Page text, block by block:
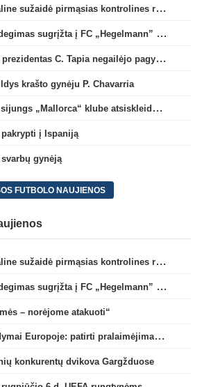
Vaikinų U15 rinktinė Taline sužaidė pirmąsias kontrolines rungtynes
Kristupas–Algirdas Padegimas sugrįžta į FC „Hegelmann” B sudėtį
Argentinos federacijos prezidentas C. Tapia negailėjo pagyrų G. Infantino
krašto gynėju P. Chavarria
Prie „Club Brugge“ prisijungs „Mallorca“ klube atsiskleidęs J. Virgili
į Ispaniją
gynėją
FUTBOLO NAUJIENOS
Vaikinų U15 rinktinė Taline sužaidė pirmąsias kontrolines rungtynes
Kristupas–Algirdas Padegimas sugrįžta į FC „Hegelmann” B sudėtį
– norėjome atakuoti“
Lietuvos klubų pasirodymai Europoje: patirti pralaimėjimai Kroatijos atstovams
konkurentų dvikova Gargžduose